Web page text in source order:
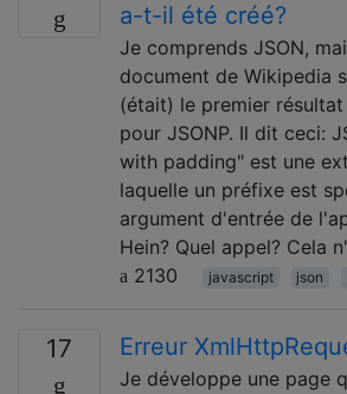
a-t-il été créé?
Je comprends JSON,
document de Wikipedia
(était) le premier
pour JSONP. Il dit ceci:
with padding" est une
laquelle un préfixe est
argument d'entrée de
Hein? Quel appel? Cela
2130
javascript json
17 Erreur
Je développe une page